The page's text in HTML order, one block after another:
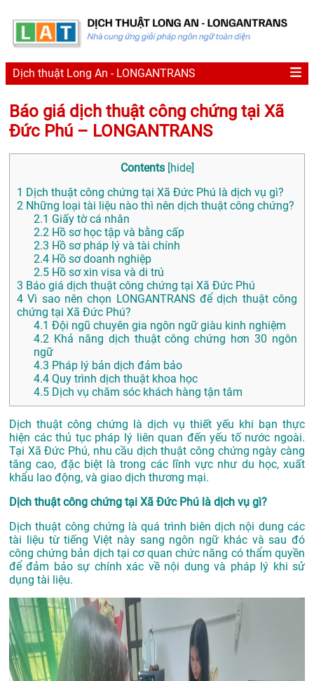
Dịch thuật Long An - LONGANTRANS
Báo giá dịch thuật công chứng tại Xã
Đức Phú – LONGANTRANS
Contents [hide]
1 Dịch thuật công chứng tại Xã Đức Phú là dịch vụ gì?
2 Những loại tài liệu nào thì nên dịch thuật công chứng?
2.1 Giấy tờ cá nhân
2.2 Hồ sơ học tập và bằng cấp
2.3 Hồ sơ pháp lý và tài chính
2.4 Hồ sơ doanh nghiệp
2.5 Hồ sơ xin visa và di trú
3 Báo giá dịch thuật công chứng tại Xã Đức Phú
4 Vì sao nên chọn LONGANTRANS để dịch thuật công
chứng tại Xã Đức Phú?
4.1 Đội ngũ chuyên gia ngôn ngữ giàu kinh nghiệm
4.2 Khả năng dịch thuật công chứng hơn 30 ngôn
ngữ
4.3 Pháp lý bản dịch đảm bảo
4.4 Quy trình dịch thuật khoa học
4.5 Dịch vụ chăm sóc khách hàng tận tâm
Dịch thuật công chứng là dịch vụ thiết yếu khi bạn thực
hiện các thủ tục pháp lý liên quan đến yếu tố nước ngoài.
Tại Xã Đức Phú, nhu cầu dịch thuật công chứng ngày càng
tăng cao, đặc biệt là trong các lĩnh vực như du học, xuất
khẩu lao động, và giao dịch thương mại.
Dịch thuật công chứng tại Xã Đức Phú là dịch vụ gì?
Dịch thuật công chứng là quá trình biên dịch nội dung các
tài liệu từ tiếng Việt này sang ngôn ngữ khác và sau đó
công chứng bản dịch tại cơ quan chức năng có thẩm quyền
để đảm bảo sự chính xác về nội dung và pháp lý khi sử
dụng tài liệu.